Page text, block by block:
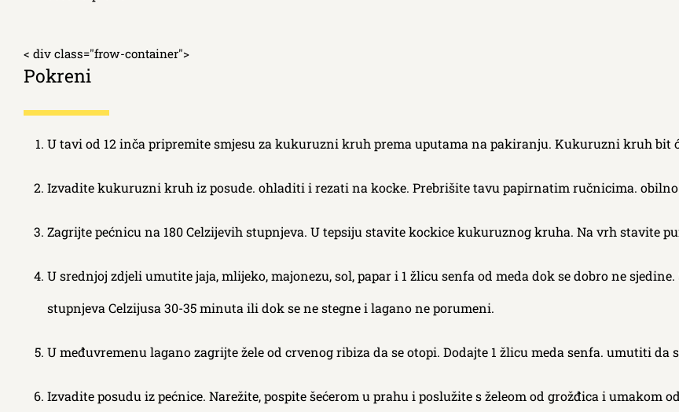
< div class="frow-container">
Pokreni
U tavi od 12 inča pripremite smjesu za kukuruzni kruh prema uputama na pakiranju. Kukuruzni kruh bit
Izvadite kukuruzni kruh iz posude. ohladiti i rezati na kocke. Prebrišite tavu papirnatim ručnicima.
Zagrijte pećnicu na 180 Celzijevih stupnjeva. U tepsiju stavite kockice kukuruznog kruha. Na vrh stavite
U srednjoj zdjeli umutite jaja, mlijeko, majonezu, sol, papar i 1 žlicu senfa od meda dok se dobro ne
stupnjeva Celzijusa 30-35 minuta ili dok se ne stegne i lagano ne porumeni.
U međuvremenu lagano zagrijte žele od crvenog ribiza da se otopi. Dodajte 1 žlicu meda senfa. umutiti da
Izvadite posudu iz pećnice. Narežite, pospite šećerom u prahu i poslužite s želeom od grožđica i umakom